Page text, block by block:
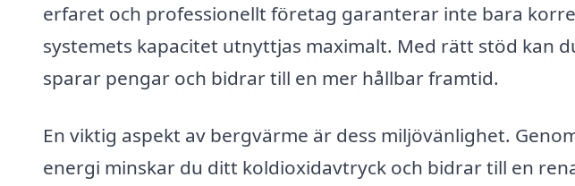
erfaret och professionellt företag garanterar inte bara
systemets kapacitet utnyttjas maximalt. Med rätt stöd kan
sparar pengar och bidrar till en mer hållbar framtid.
En viktig aspekt av bergvärme är dess miljövänlighet.
energi minskar du ditt koldioxidavtryck och bidrar till en